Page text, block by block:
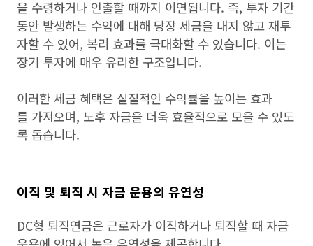
을 수령하거나 인출할 때까지 이연됩니다. 즉, 투자 기간
동안 발생하는 수익에 대해 당장 세금을 내지 않고 재투
자할 수 있어, 복리 효과를 극대화할 수 있습니다. 이는
장기 투자에 매우 유리한 구조입니다.
이러한 세금 혜택은 실질적인 수익률을 높이는 효과
를 가져오며, 노후 자금을 더욱 효율적으로 모을 수 있도
록 돕습니다.
이직 및 퇴직 시 자금 운용의 유연성
DC형 퇴직연금은 근로자가 이직하거나 퇴직할 때 자금